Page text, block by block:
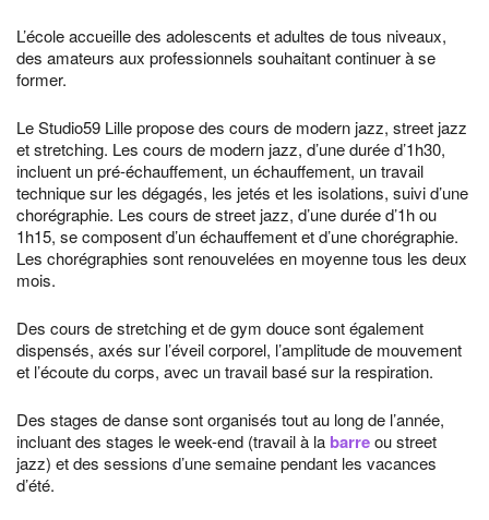
L’école accueille des adolescents et adultes de tous niveaux,
des amateurs aux professionnels souhaitant continuer à se
former.
Le Studio59 Lille propose des cours de modern jazz, street jazz
et stretching. Les cours de modern jazz, d’une durée d’1h30,
incluent un pré-échauffement, un échauffement, un travail
technique sur les dégagés, les jetés et les isolations, suivi d’une
chorégraphie. Les cours de street jazz, d’une durée d’1h ou
1h15, se composent d’un échauffement et d’une chorégraphie.
Les chorégraphies sont renouvelées en moyenne tous les deux
mois.
Des cours de stretching et de gym douce sont également
dispensés, axés sur l’éveil corporel, l’amplitude de mouvement
et l’écoute du corps, avec un travail basé sur la respiration.
Des stages de danse sont organisés tout au long de l’année,
incluant des stages le week-end (travail à la barreou street
jazz) et des sessions d’une semaine pendant les vacances
d’été.